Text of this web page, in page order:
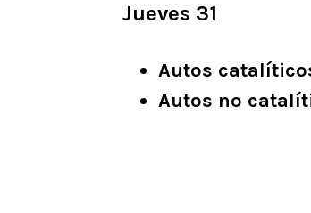
Jueves 31
Autos
Autos no